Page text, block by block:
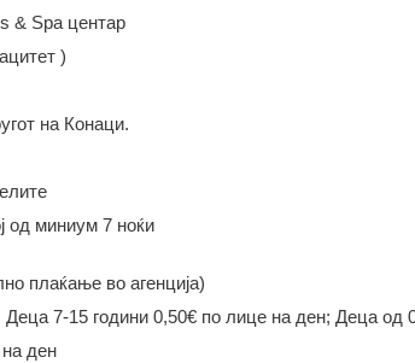
& Spa центар
)
на Конаци.
од миниум 7 ноќи
плаќање во агенција)
Деца 7-15 години 0,50€ по лице на ден; Деца од
ден